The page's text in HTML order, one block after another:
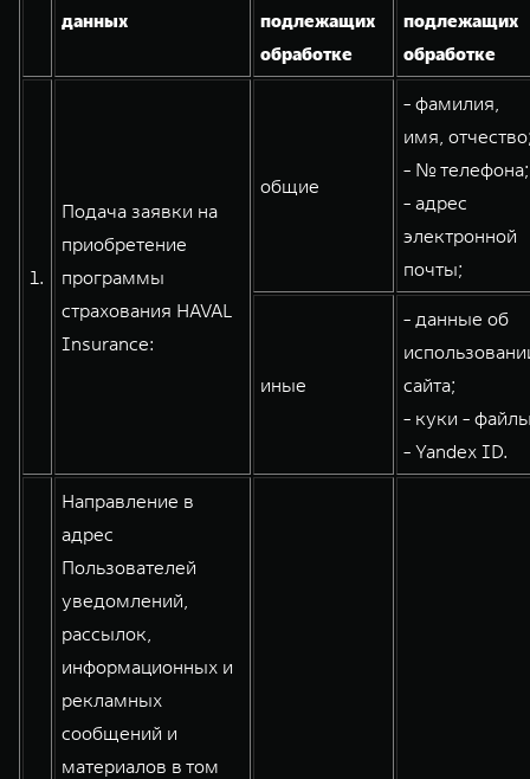
WEY 07 WEY 05
Эстетика нового времени
от 5 699 000 ₽
WEY 80
Масштаб возможностей
WEY 80 Лаундж
от 8 099 000 ₽
данных
подлежащих
обработке
подлежащих
обработке
1.
Подача заявки на
приобретение
программы
страхования HAVAL
Insurance:
общие
- фамилия,
имя,
- № телефона;
- адрес
электронной
почты;
иные
- данные об
сайта;
- куки -
- Yandex ID.
Направление в
адрес
Пользователей
уведомлений,
рассылок,
информационных и
рекламных
сообщений и
материалов в том